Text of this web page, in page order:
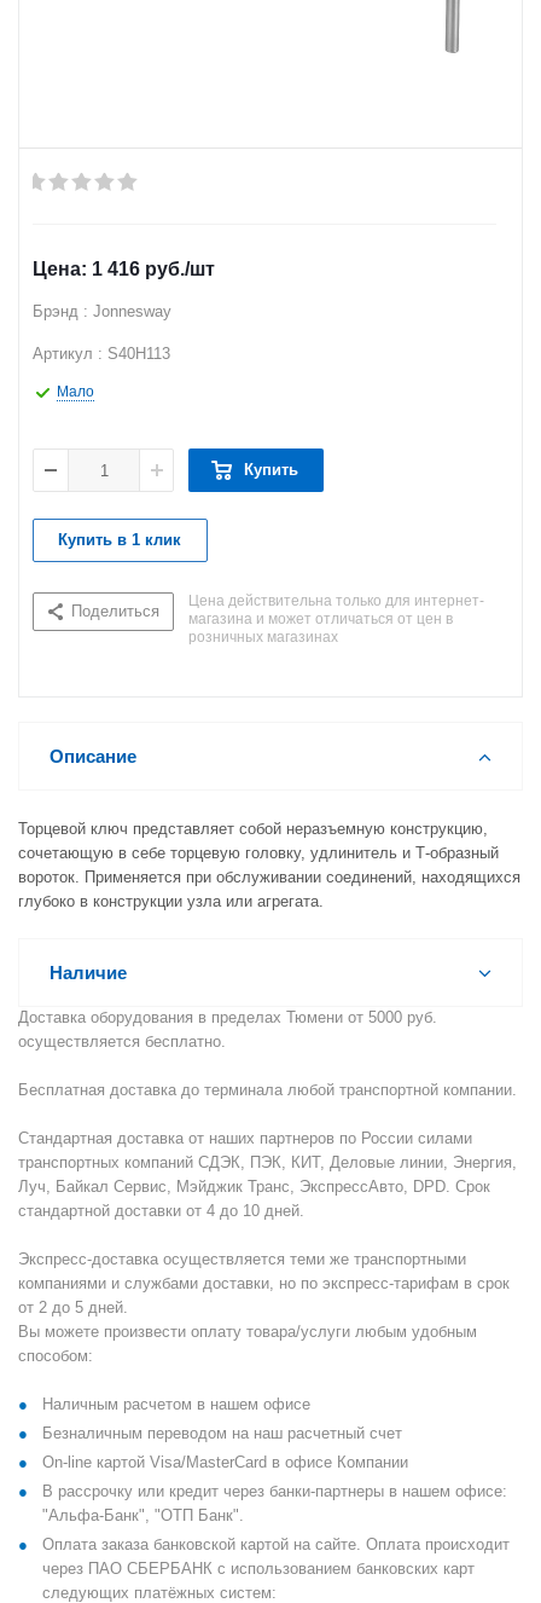
1 416 руб./шт
Брэнд : Jonnesway
Артикул : S40H113
Мало
Купить
Купить в 1 клик
Поделиться
Цена действительна только для интернет-
магазина и может отличаться от цен в
розничных магазинах
Описание
Торцевой ключ представляет собой неразъемную конструкцию,
сочетающую в себе торцевую головку, удлинитель и Т-образный
вороток. Применяется при обслуживании соединений, находящихся
глубоко в конструкции узла или агрегата.
Наличие
Доставка оборудования в пределах Тюмени от 5000 руб.
осуществляется бесплатно.
Бесплатная доставка до терминала любой транспортной компании.
Стандартная доставка от наших партнеров по России силами
транспортных компаний СДЭК, ПЭК, КИТ, Деловые линии, Энергия,
Луч, Байкал Сервис, Мэйджик Транс, ЭкспрессАвто, DPD. Срок
стандартной доставки от 4 до 10 дней.
Экспресс-доставка осуществляется теми же транспортными
компаниями и службами доставки, но по экспресс-тарифам в срок
от 2 до 5 дней.
Вы можете произвести оплату товара/услуги любым удобным
способом:
Наличным расчетом в нашем офисе
Безналичным переводом на наш расчетный счет
On-line картой Visa/MasterCard в офисе Компании
В рассрочку или кредит через банки-партнеры в нашем офисе:
"Альфа-Банк", "ОТП Банк".
Оплата заказа банковской картой на сайте. Оплата происходит
через ПАО СБЕРБАНК с использованием банковских карт
следующих платёжных систем: